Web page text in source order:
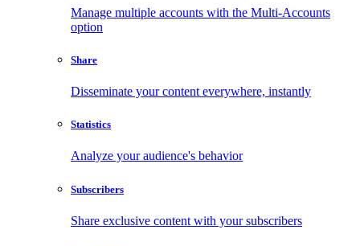
Manage multiple accounts with the Multi-Accounts
option
Share
Disseminate your content everywhere, instantly
Statistics
Analyze your audience's behavior
Subscribers
Share exclusive content with your subscribers